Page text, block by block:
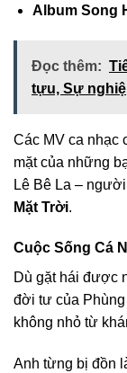
Album Song
Đọc thêm:
tựu, Sự
Các MV ca nhạc
mặt của những
Lê Bê La –
Mặt Trời.
Cuộc Sống Cá
Dù gặt hái được
đời tư của
không nhỏ từ
Anh từng bị đồn